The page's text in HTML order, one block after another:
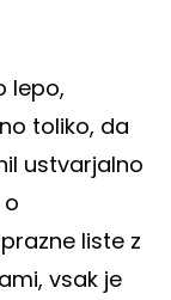
lepo,
toliko, da
ustvarjalno
liste z
vsak je